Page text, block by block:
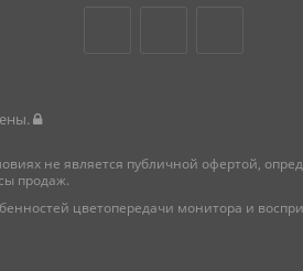
не является публичной офертой,
продаж.
цветопередачи монитора и